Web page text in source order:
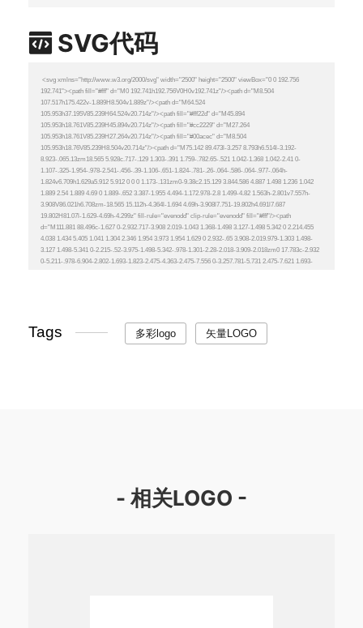
SVG代码
Tags 多彩logo 矢量LOGO
- 相关LOGO -